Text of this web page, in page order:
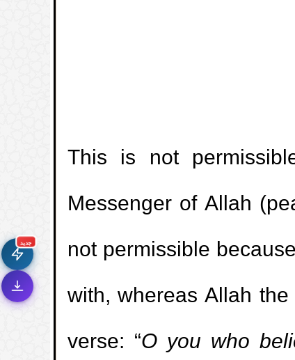
جديد
🚀 تعرف على أحدث المميزات
🔔 إشعارات ذكية
This is not
Messenger of Allah
not permissible
with, whereas Allah
verse: “O you who